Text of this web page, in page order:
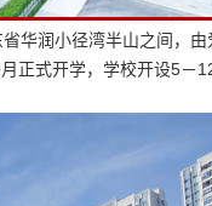
华润小径湾半山之间，
正式开学，学校开设5－